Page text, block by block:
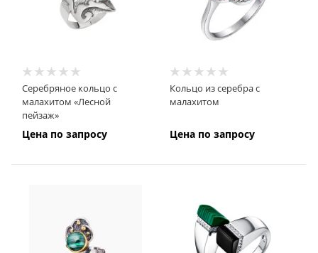
Серебряное кольцо с
малахитом «Лесной
пейзаж»
Цена по запросу
Кольцо из серебра с
малахитом
Цена по запросу